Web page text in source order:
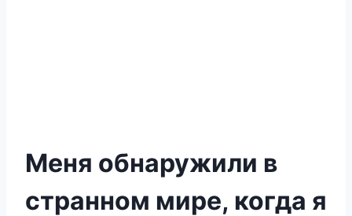
Меня обнаружили в
странном мире, когда я